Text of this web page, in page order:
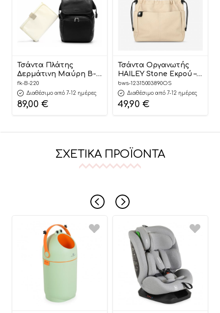
Τσάντα Πλάτης
Δερμάτινη Μαύρη B-
220 Fiko
fk-B-220
Διαθέσιμο από 7-12 ημέρες
89,00 €
Τσάντα Οργανωτής
HAILEY Stone Εκρού –
Minene
bws-12315003890OS
Διαθέσιμο από 7-12 ημέρες
49,90 €
ΣΧΕΤΙΚΆ ΠΡΟΪΌΝΤΑ